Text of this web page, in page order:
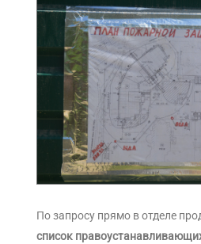
По запросу прямо в отделе
список